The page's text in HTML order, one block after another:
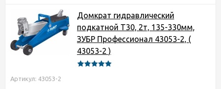
Домкрат гидравлический
подкатной T30, 2т, 135-330мм,
ЗУБР Профессионал 43053-2, (
43053-2 )
Артикул: 43053-2